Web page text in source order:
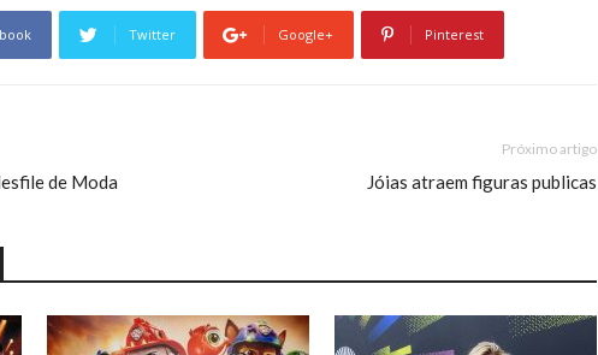
Twitter Google+ Pinterest
de Moda
Próximo artigo
Jóias atraem figuras publicas